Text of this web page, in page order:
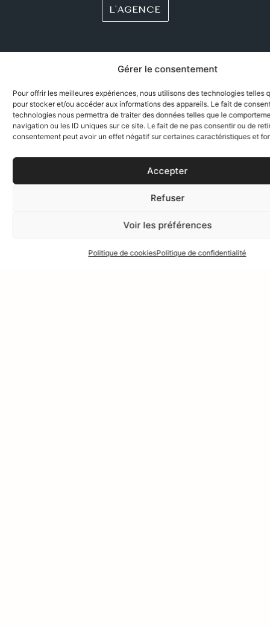
Gérer le consentement
Pour offrir les meilleures expériences, nous utilisons des technologies telles
pour stocker et/ou accéder aux informations des appareils. Le fait de
technologies nous permettra de traiter des données telles que le
navigation ou les ID uniques sur ce site. Le fait de ne pas consentir ou de
consentement peut avoir un effet négatif sur certaines caractéristiques et
Accepter
Refuser
Voir les préférences
Politique de cookiesPolitique de confidentialité
L'AGENCE
VOTRE
PAR
Une scénographie sur-
mesure, pensée dans
les moindres détails
pour sublimer chaque